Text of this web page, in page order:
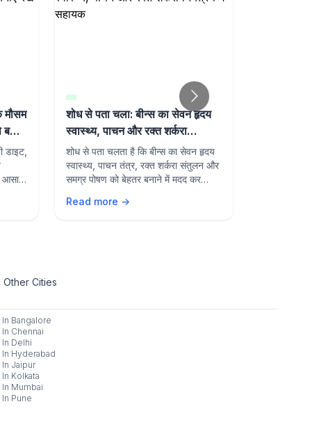
मौसम
डाइट,
आसान
शोध से पता चला: बीन्स का सेवन हृदय
स्वास्थ्य, पाचन और रक्त शर्करा
नियंत्रण में सहायक
शोध से पता चलता है कि बीन्स का सेवन हृदय
स्वास्थ्य, पाचन तंत्र, रक्त शर्करा संतुलन और
समग्र पोषण को बेहतर बनाने में मदद कर
Read more →
Cities
Bangalore
Chennai
Delhi
Hyderabad
Jaipur
Kolkata
Mumbai
Pune